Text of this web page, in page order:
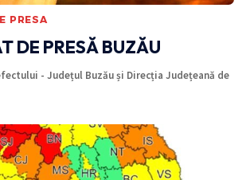
PRESA
DE PRESĂ BUZĂU
- Județul Buzău și Direcția Județeană de